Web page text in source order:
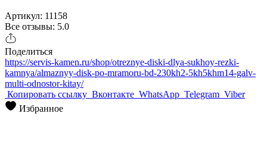
Артикул: 11158
Все отзывы: 5.0
Поделиться
https://servis-kamen.ru/shop/otreznye-diski-dlya-sukhoy-rezki-
kamnya/almaznyy-disk-po-mramoru-bd-230kh2-5kh5khm14-galv-
multi-odnostor-kitay/
Копировать ссылку Вконтакте WhatsApp Telegram Viber
Избранное